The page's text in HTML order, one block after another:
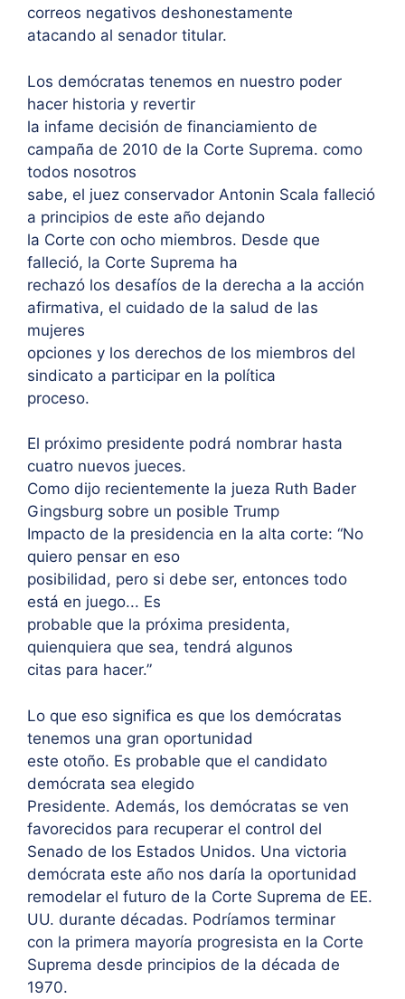
correos negativos deshonestamente
atacando al senador titular.
Los demócratas tenemos en nuestro poder
hacer historia y revertir
la infame decisión de financiamiento de
campaña de 2010 de la Corte Suprema. como
todos nosotros
sabe, el juez conservador Antonin Scala falleció
a principios de este año dejando
la Corte con ocho miembros. Desde que
falleció, la Corte Suprema ha
rechazó los desafíos de la derecha a la acción
afirmativa, el cuidado de la salud de las
mujeres
opciones y los derechos de los miembros del
sindicato a participar en la política
proceso.
El próximo presidente podrá nombrar hasta
cuatro nuevos jueces.
Como dijo recientemente la jueza Ruth Bader
Gingsburg sobre un posible Trump
Impacto de la presidencia en la alta corte: “No
quiero pensar en eso
posibilidad, pero si debe ser, entonces todo
está en juego... Es
probable que la próxima presidenta,
quienquiera que sea, tendrá algunos
citas para hacer.”
Lo que eso significa es que los demócratas
tenemos una gran oportunidad
este otoño. Es probable que el candidato
demócrata sea elegido
Presidente. Además, los demócratas se ven
favorecidos para recuperar el control del
Senado de los Estados Unidos. Una victoria
demócrata este año nos daría la oportunidad
remodelar el futuro de la Corte Suprema de EE.
UU. durante décadas. Podríamos terminar
con la primera mayoría progresista en la Corte
Suprema desde principios de la década de
1970.